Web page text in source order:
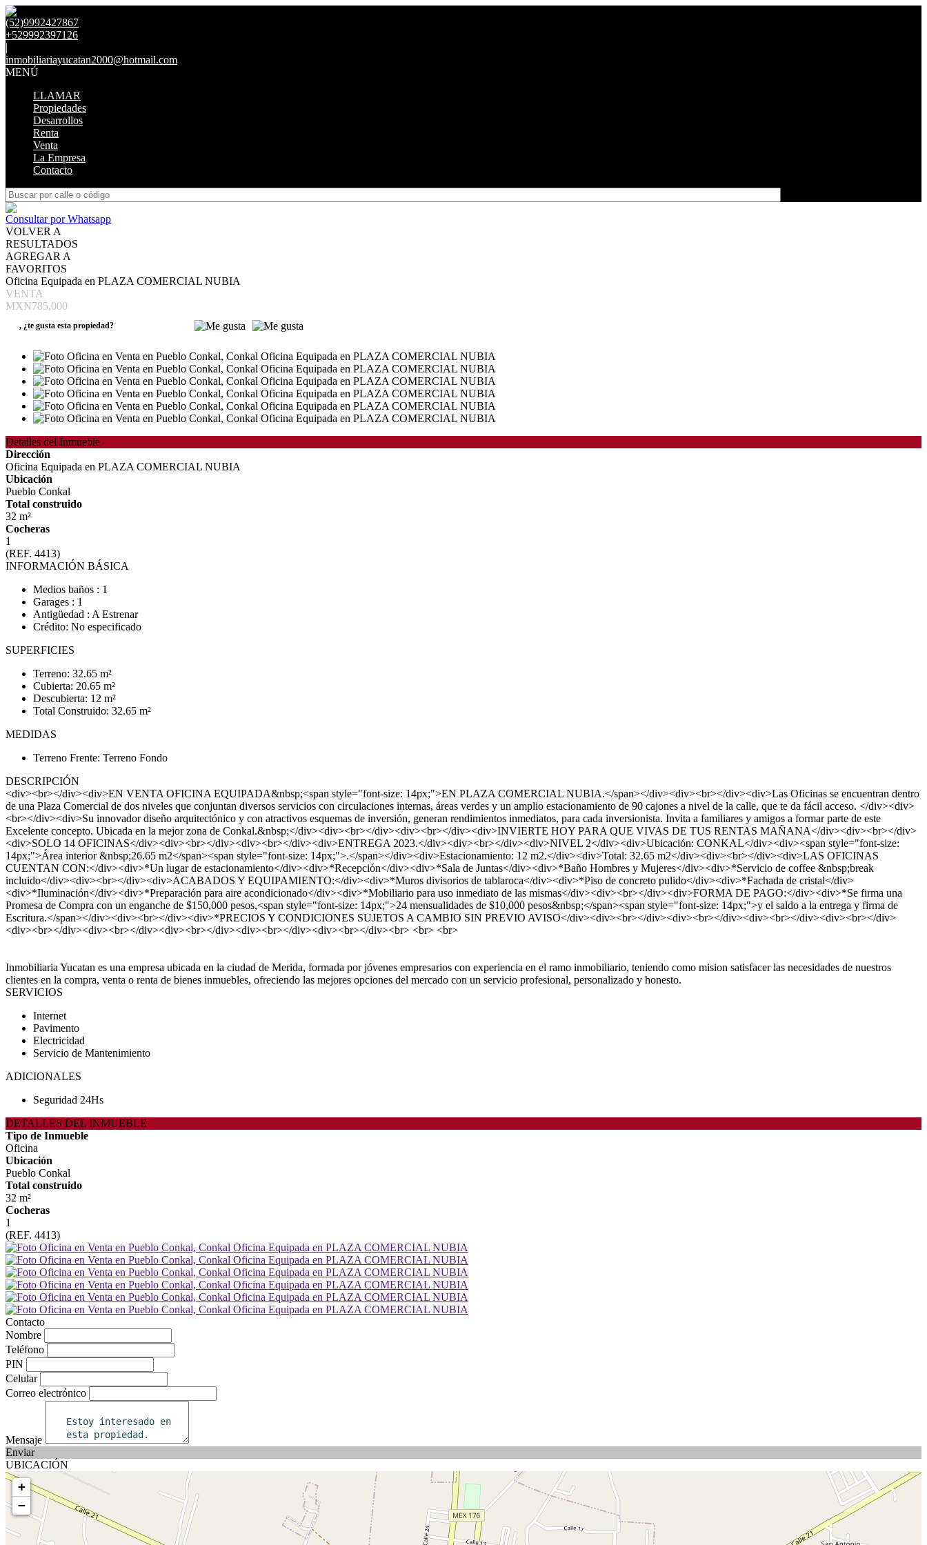
(52)9992427867
+529992397126
|
inmobiliariayucatan2000@hotmail.com
MENÚ
LLAMAR
Propiedades
Desarrollos
Renta
Venta
La Empresa
Contacto
Consultar por Whatsapp
VOLVER A
RESULTADOS
AGREGAR A
FAVORITOS
Oficina Equipada en PLAZA COMERCIAL NUBIA
VENTA
MXN785,000
, ¿te gusta esta propiedad?
Detalles del Inmueble
Dirección
Oficina Equipada en PLAZA COMERCIAL NUBIA
Ubicación
Pueblo Conkal
Total construido
32 m²
Cocheras
1
(REF. 4413)
INFORMACIÓN BÁSICA
Medios baños : 1
Garages : 1
Antigüedad : A Estrenar
Crédito: No especificado
SUPERFICIES
Terreno: 32.65 m²
Cubierta: 20.65 m²
Descubierta: 12 m²
Total Construido: 32.65 m²
MEDIDAS
Terreno Frente: Terreno Fondo
DESCRIPCIÓN
<div><br></div><div>EN VENTA OFICINA EQUIPADA&nbsp;<span style="font-size: 14px;">EN PLAZA COMERCIAL NUBIA.</span></div><div><br></div><div>Las Oficinas se encuentran dentro
de una Plaza Comercial de dos niveles que conjuntan diversos servicios con circulaciones internas, áreas verdes y un amplio estacionamiento de 90 cajones a nivel de la calle, que te da fácil acceso. </div><div>
<br></div><div>Su innovador diseño arquitectónico y con atractivos esquemas de inversión, generan rendimientos inmediatos, para cada inversionista. Invita a familiares y amigos a formar parte de este
Excelente concepto. Ubicada en la mejor zona de Conkal.&nbsp;</div><div><br></div><div><br></div><div>INVIERTE HOY PARA QUE VIVAS DE TUS RENTAS MAÑANA</div><div><br></div>
<div>SOLO 14 OFICINAS</div><div><br></div><div><br></div><div>ENTREGA 2023.</div><div><br></div><div>NIVEL 2</div><div>Ubicación: CONKAL</div><div><span style="font-size:
14px;">Área interior &nbsp;26.65 m2</span><span style="font-size: 14px;">.</span></div><div>Estacionamiento: 12 m2.</div><div>Total: 32.65 m2</div><div><br></div><div>LAS OFICINAS
CUENTAN CON:</div><div>*Un lugar de estacionamiento</div><div>*Recepción</div><div>*Sala de Juntas</div><div>*Baño Hombres y Mujeres</div><div>*Servicio de coffee &nbsp;break
incluido</div><div><br></div><div>ACABADOS Y EQUIPAMIENTO:</div><div>*Muros divisorios de tablaroca</div><div>*Piso de concreto pulido</div><div>*Fachada de cristal</div>
<div>*Iluminación</div><div>*Preparación para aire acondicionado</div><div>*Mobiliario para uso inmediato de las mismas</div><div><br></div><div>FORMA DE PAGO:</div><div>*Se firma una
Promesa de Compra con un enganche de $150,000 pesos,<span style="font-size: 14px;">24 mensualidades de $10,000 pesos&nbsp;</span><span style="font-size: 14px;">y el saldo a la entrega y firma de
Escritura.</span></div><div><br></div><div>*PRECIOS Y CONDICIONES SUJETOS A CAMBIO SIN PREVIO AVISO</div><div><br></div><div><br></div><div><br></div><div><br></div>
<div><br></div><div><br></div><div><br></div><div><br></div><div><br></div><br> <br> <br>
Inmobiliaria Yucatan es una empresa ubicada en la ciudad de Merida, formada por jóvenes empresarios con experiencia en el ramo inmobiliario, teniendo como mision satisfacer las necesidades de nuestros
clientes en la compra, venta o renta de bienes inmuebles, ofreciendo las mejores opciones del mercado con un servicio profesional, personalizado y honesto.
SERVICIOS
Internet
Pavimento
Electricidad
Servicio de Mantenimiento
ADICIONALES
Seguridad 24Hs
DETALLES DEL INMUEBLE
Tipo de Inmueble
Oficina
Ubicación
Pueblo Conkal
Total construido
32 m²
Cocheras
1
(REF. 4413)
Contacto
Nombre
Teléfono
PIN
Celular
Correo electrónico
Mensaje
Enviar
UBICACIÓN
+
−